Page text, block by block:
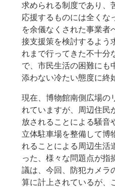
求められる制度であり、
応援するものには全くな
を余儀なくされた事業者
接支援策を検討するよう
れまで行ってきた不十分
で、市民生活の困難にも
添わない冷たい態度に終
現在、博物館南側広場の
れていますが、周辺住民
放されることによる騒音
立体駐車場を整備して博
れることによる周辺生活
った、様々な問題点が指
議は、今回、防犯カメラ
算に計上されているが、